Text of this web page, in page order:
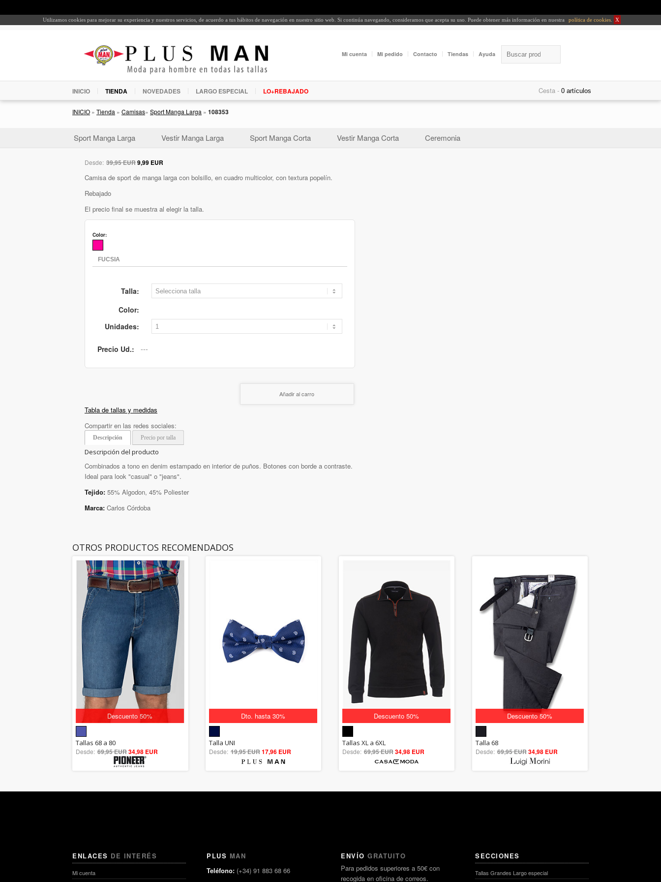
Utilizamos cookies para mejorar su experiencia y nuestros servicios, de acuerdo a tus hábitos de navegación en nuestro sitio web. Si continúa navegando, consideramos que acepta su uso. Puede obtener más información en nuestra política de cookies X
Mi cuenta Mi pedido Contacto Tiendas Ayuda
INICIO TIENDA NOVEDADES LARGO ESPECIAL LO+REBAJADO Cesta -
INICIO » Tienda » Camisas» Sport Manga Larga » 108353
Sport Manga Larga Vestir Manga Larga Sport Manga Corta Vestir Manga Corta Ceremonia
Desde: 39,95 EUR9,99 EUR
Camisa de sport de manga larga con bolsillo, en cuadro multicolor, con textura popelín.
Rebajado
El precio final se muestra al elegir la talla.
Color:
Talla:
Color:
Unidades:
Precio Ud.:
Añadir al carro
Tabla de tallas y medidas
Compartir en las redes sociales:
Descripción Precio por talla
Descripción del producto
Combinados a tono en denim estampado en interior de puños. Botones con borde a contraste.
Ideal para look "casual" o "jeans".
Tejido: 55% Algodon, 45% Poliester
Marca: Carlos Córdoba
OTROS PRODUCTOS RECOMENDADOS
Descuento 50%
5.00
out of 5
Tallas 68 a 80
Desde: 69,95 EUR34,98 EUR
Dto. hasta 30%
out of 5
Talla UNI
Desde: 19,95 EUR17,96 EUR
Descuento 50%
5.00
out of 5
Tallas XL a 6XL
Desde: 69,95 EUR34,98 EUR
Descuento 50%
out of 5
Talla 68
Desde: 69,95 EUR34,98 EUR
ENLACES DE INTERÉS
Mi cuenta
PLUS MAN
Teléfono: (+34) 91 883 68 66
ENVÍO GRATUITO
Para pedidos superiores a 50€ con
recogida en oficina de correos.
SECCIONES
Tallas Grandes Largo especial